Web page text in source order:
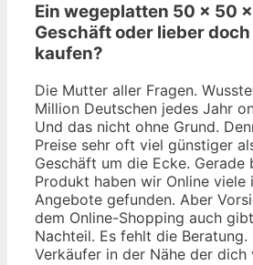
Ein wegeplatten 50 x 50
Geschäft oder lieber
kaufen?
Die Mutter aller Fragen.
Million Deutschen jedes Jahr
Und das nicht ohne Grund.
Preise sehr oft viel günstiger
Geschäft um die Ecke. Gerade
Produkt haben wir Online viele
Angebote gefunden. Aber
dem Online-Shopping auch
Nachteil. Es fehlt die Beratung.
Verkäufer in der Nähe der